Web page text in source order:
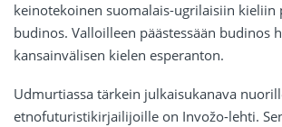
keinotekoinen suomalais-ugrilaisiin kieliin
budinos. Valloilleen päästessään budinos
kansainvälisen kielen esperanton.
Udmurtiassa tärkein julkaisukanava
etnofuturistikirjailijoille on Invožo-lehti.